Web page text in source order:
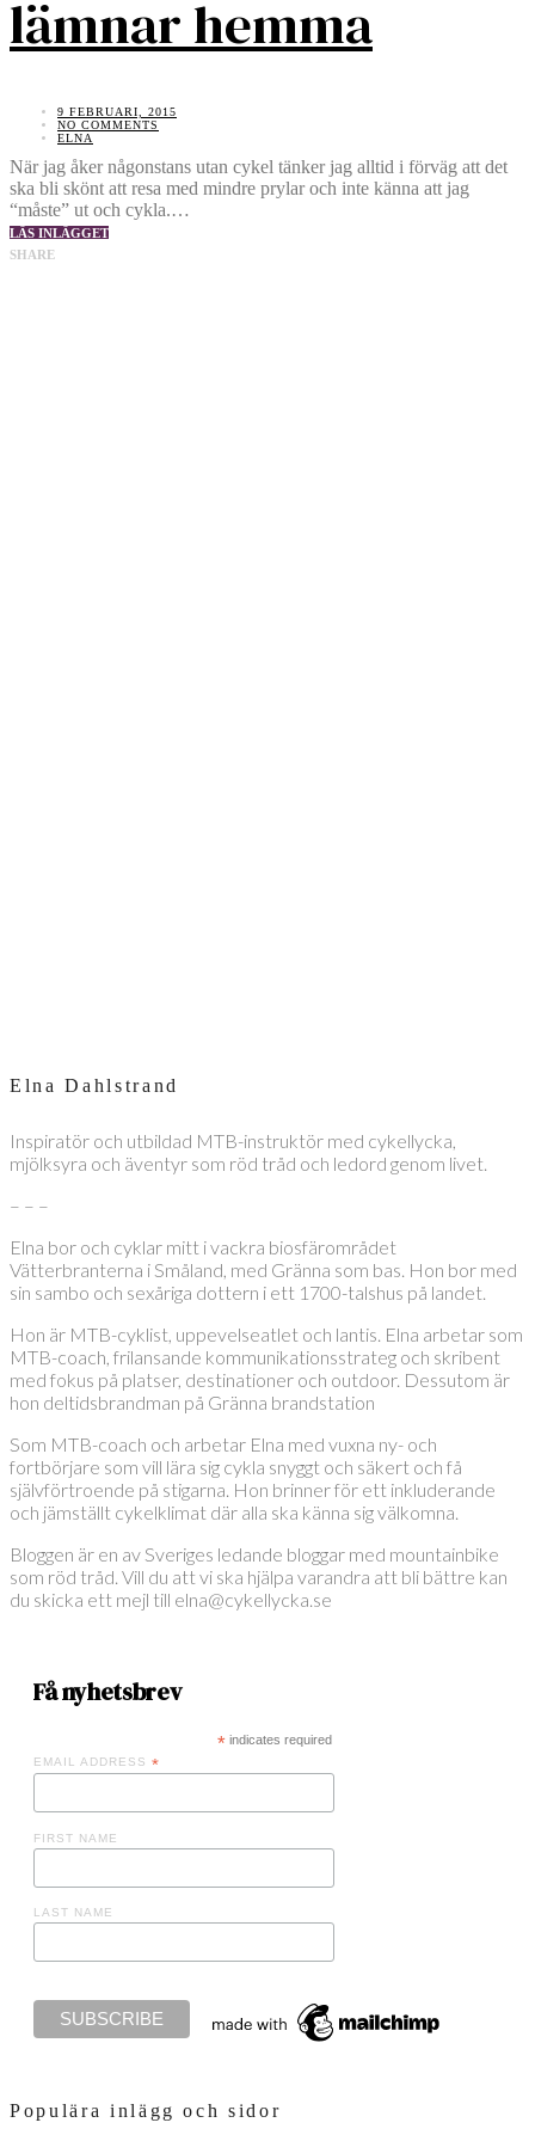
lämnar hemma
9 FEBRUARI, 2015
NO COMMENTS
ELNA
När jag åker någonstans utan cykel tänker jag alltid i förväg att det
ska bli skönt att resa med mindre prylar och inte känna att jag
“måste” ut och cykla.…
LÄS INLÄGGET
SHARE
Elna Dahlstrand
Inspiratör och utbildad MTB-instruktör med cykellycka,
mjölksyra och äventyr som röd tråd och ledord genom livet.
– – –
Elna bor och cyklar mitt i vackra biosfärområdet
Vätterbranterna i Småland, med Gränna som bas. Hon bor med
sin sambo och sexåriga dottern i ett 1700-talshus på landet.
Hon är MTB-cyklist, uppevelseatlet och lantis. Elna arbetar som
MTB-coach, frilansande kommunikationsstrateg och skribent
med fokus på platser, destinationer och outdoor. Dessutom är
hon deltidsbrandman på Gränna brandstation
Som MTB-coach och arbetar Elna med vuxna ny- och
fortbörjare som vill lära sig cykla snyggt och säkert och få
självförtroende på stigarna. Hon brinner för ett inkluderande
och jämställt cykelklimat där alla ska känna sig välkomna.
Bloggen är en av Sveriges ledande bloggar med mountainbike
som röd tråd. Vill du att vi ska hjälpa varandra att bli bättre kan
du skicka ett mejl till elna@cykellycka.se
Få nyhetsbrev
*indicates required
EMAIL ADDRESS *
FIRST NAME
LAST NAME
Populära inlägg och sidor